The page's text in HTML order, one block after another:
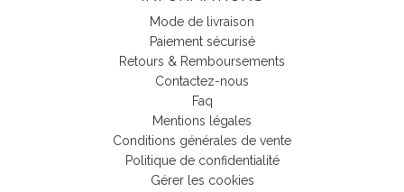
Mode de livraison
Paiement sécurisé
Retours & Remboursements
Contactez-nous
Faq
Mentions légales
Conditions générales de vente
Politique de confidentialité
Gérer les cookies